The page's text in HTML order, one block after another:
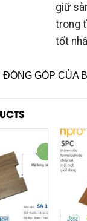
giữ
trong
tốt
GÓP CỦA